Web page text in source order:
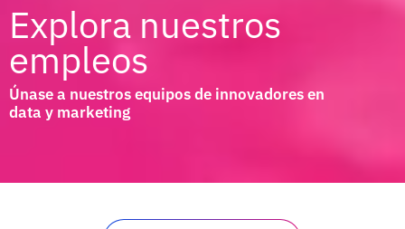
Explora nuestros
empleos
Únase a nuestros equipos de innovadores en
data y marketing